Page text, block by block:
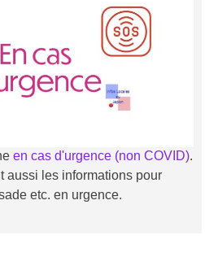
en cas d'urgence (non COVID).
aussi les informations pour
etc. en urgence.